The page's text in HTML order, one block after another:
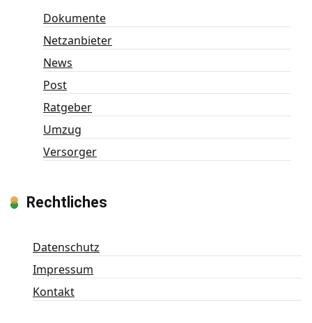
Dokumente
Netzanbieter
News
Post
Ratgeber
Umzug
Versorger
Rechtliches
Datenschutz
Impressum
Kontakt